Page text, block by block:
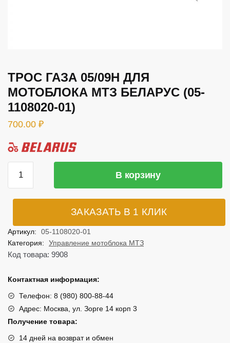
ТРОС ГАЗА 05/09H ДЛЯ
МОТОБЛОКА МТЗ БЕЛАРУС (05-
1108020-01)
700.00 ₽
товара
ДЛЯ
МОТОБЛОКА
МТЗ
(05-
В корзину
ЗАКАЗАТЬ В 1 КЛИК
Артикул:
05-1108020-01
Категория:
Управление мотоблока МТЗ
Код товара: 9908
Контактная информация:
Телефон: 8 (980) 800-88-44
Адрес: Москва, ул. Зорге 14 корп 3
Получение товара:
14 дней на возврат и обмен